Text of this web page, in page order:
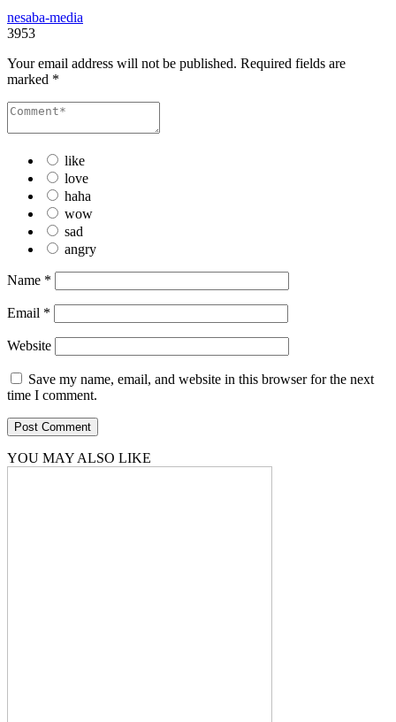
nesaba-media
3953
Your email address will not be published. Required fields are
marked *
like
love
haha
wow
sad
angry
Name *
Email *
Website
Save my name, email, and website in this browser for the next
time I comment.
YOU MAY ALSO LIKE